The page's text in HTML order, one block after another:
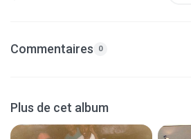
Commentaires 0
Plus de cet album